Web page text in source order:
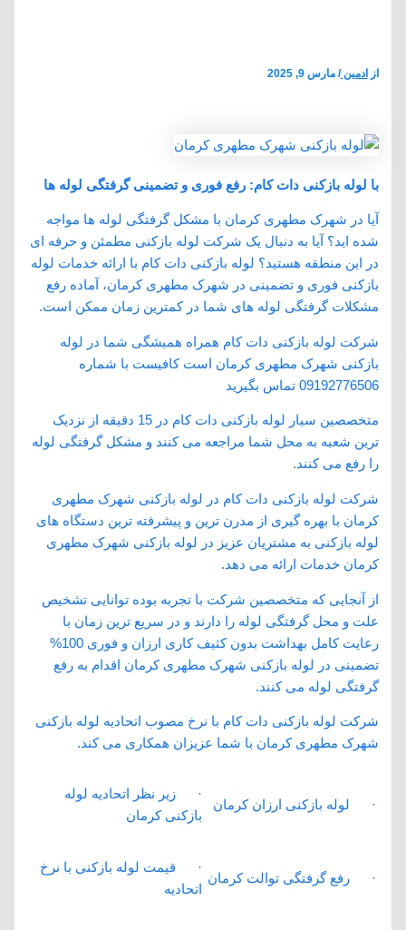
از ادمین/مارس 9, 2025
با لوله بازکنی دات کام: رفع فوری و تضمینی گرفتگی لوله‌ ها
آیا در شهرک مطهری کرمان با مشکل گرفتگی لوله ‌ها مواجه
شده‌ اید؟ آیا به دنبال یک شرکت لوله بازکنی مطمئن و حرفه ‌ای
در این منطقه هستید؟ لوله بازکنی دات کام با ارائه خدمات لوله
بازکنی فوری و تضمینی در شهرک مطهری کرمان، آماده رفع
مشکلات گرفتگی لوله‌ های شما در کمترین زمان ممکن است.
شرکت لوله بازکنی دات کام همراه همیشگی شما در لوله
بازکنی شهرک مطهری کرمان است کافیست با شماره
09192776506 تماس بگیرید
متخصصین سیار لوله بازکنی دات کام در 15 دقیقه از نزدیک
ترین شعبه به محل شما مراجعه می کنند و مشکل گرفتگی لوله
را رفع می کنند.
شرکت لوله بازکنی دات کام در لوله بازکنی شهرک مطهری
کرمان با بهره گیری از مدرن ترین و پیشرفته ترین دستگاه های
لوله بازکنی به مشتریان عزیز در لوله بازکنی شهرک مطهری
کرمان خدمات ارائه می دهد.
از آنجایی که متخصصین شرکت با تجربه بوده توانایی تشخیص
علت و محل گرفتگی لوله را دارند و در سریع ترین زمان با
رعایت کامل بهداشت بدون کثیف کاری ارزان و فوری 100%
تضمینی در لوله بازکنی شهرک مطهری کرمان اقدام به رفع
گرفتگی لوله می کنند.
شرکت لوله بازکنی دات کام با نرخ مصوب اتحادیه لوله بازکنی
شهرک مطهری کرمان با شما عزیزان همکاری می کند.
· لوله بازکنی ارزان کرمان
· زیر نظر اتحادیه لوله
بازکنی کرمان
· رفع گرفتگی توالت کرمان
· قیمت لوله بازکنی با نرخ
اتحادیه